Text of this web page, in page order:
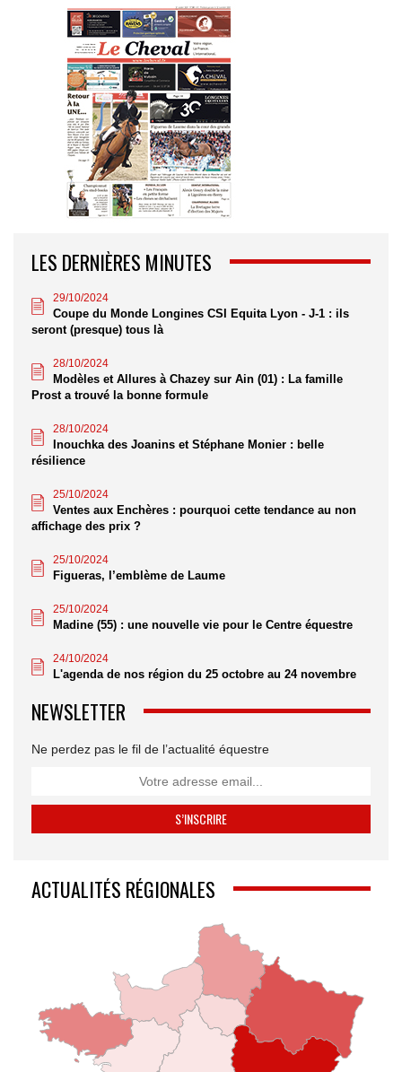
LES DERNIÈRES MINUTES
29/10/2024
Coupe du Monde Longines CSI Equita Lyon - J-1 : ils
seront (presque) tous là
28/10/2024
Modèles et Allures à Chazey sur Ain (01) : La famille
Prost a trouvé la bonne formule
28/10/2024
Inouchka des Joanins et Stéphane Monier : belle
résilience
25/10/2024
Ventes aux Enchères : pourquoi cette tendance au non
affichage des prix ?
25/10/2024
Figueras, l’emblème de Laume
25/10/2024
Madine (55) : une nouvelle vie pour le Centre équestre
24/10/2024
L'agenda de nos région du 25 octobre au 24 novembre
NEWSLETTER
Ne perdez pas le fil de l’actualité équestre
ACTUALITÉS RÉGIONALES